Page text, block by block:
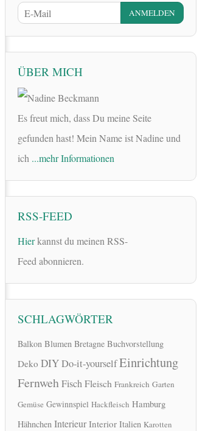
ÜBER MICH
Es freut mich, dass Du meine Seite
gefunden hast! Mein Name ist Nadine und
ich ...mehr Informationen
RSS-FEED
Hierkannst du meinen RSS-
Feed abonnieren.
SCHLAGWÖRTER
Balkon Blumen Bretagne Buchvorstellung
Deko DIYDo-it-yourselfEinrichtung
FernwehFischFleisch Frankreich Garten
Gemüse Gewinnspiel Hackfleisch Hamburg
Hähnchen Interieur Interior Italien Karotten